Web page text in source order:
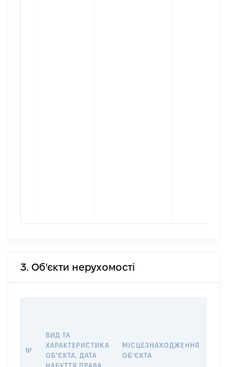
3. Об'єкти нерухомості
№
ВИД ТА
ХАРАКТЕРИСТИКА
ОБʼЄКТА, ДАТА
НАБУТТЯ ПРАВА
МІСЦЕЗНАХОДЖЕННЯ
ОБʼЄКТА